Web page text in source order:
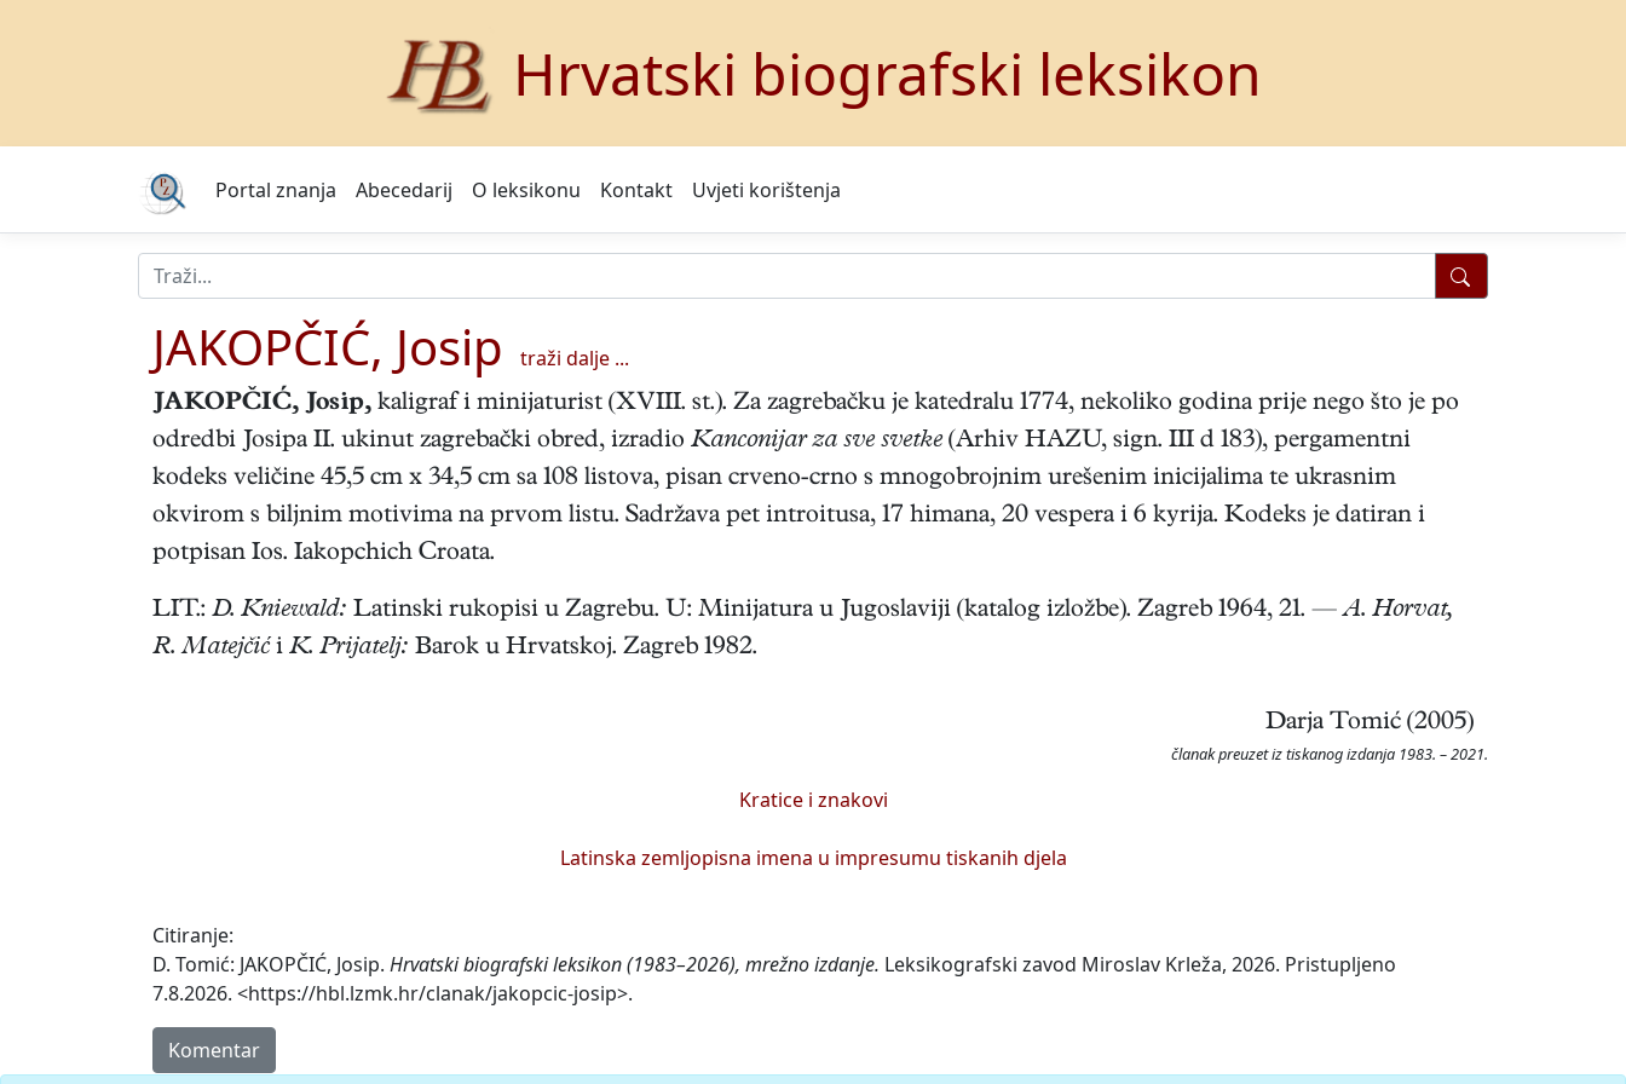
Hrvatski biografski leksikon
Portal znanja Abecedarij O leksikonu Kontakt Uvjeti korištenja
JAKOPČIĆ, Josip traži dalje ...
JAKOPČIĆ, Josip, kaligraf i minijaturist (XVIII. st.). Za zagrebačku je katedralu 1774, nekoliko godina prije nego što je po
odredbi Josipa II. ukinut zagrebački obred, izradio Kanconijar za sve svetke (Arhiv HAZU, sign. III d 183), pergamentni
kodeks veličine 45,5 cm x 34,5 cm sa 108 listova, pisan crveno-crno s mnogobrojnim urešenim inicijalima te ukrasnim
okvirom s biljnim motivima na prvom listu. Sadržava pet introitusa, 17 himana, 20 vespera i 6 kyrija. Kodeks je datiran i
potpisan Ios. Iakopchich Croata.
LIT.: D. Kniewald: Latinski rukopisi u Zagrebu. U: Minijatura u Jugoslaviji (katalog izložbe). Zagreb 1964, 21. —A. Horvat,
R. Matejčići K. Prijatelj: Barok u Hrvatskoj. Zagreb 1982.
Darja Tomić (2005)
članak preuzet iz tiskanog izdanja 1983. – 2021.
Kratice i znakovi
Latinska zemljopisna imena u impresumu tiskanih djela
Citiranje:
D. Tomić: JAKOPČIĆ, Josip. Hrvatski biografski leksikon (1983–2026), mrežno izdanje. Leksikografski zavod Miroslav Krleža, 2026. Pristupljeno
7.8.2026. <https://hbl.lzmk.hr/clanak/jakopcic-josip>.
Komentar